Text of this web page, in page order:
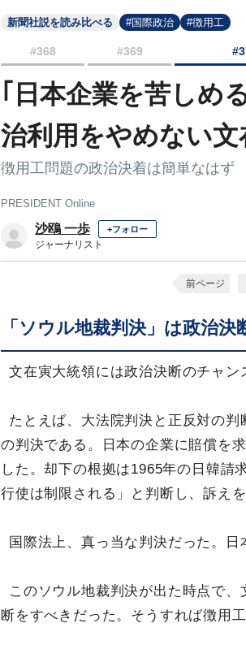
新聞社説を読み比べる #国際政治 #徴用工
#368 #369
｢日本企業を苦しめ
治利用をやめない
徴用工問題の政治決着は簡単なはず
PRESIDENT Online
沙鴎 一歩 +フォロー
ジャーナリスト
前ページ
「ソウル地裁判決」は政治
文在寅大統領には政治決断のチャン
たとえば、大法院判決と正反対の
の判決である。日本の企業に賠償を
した。却下の根拠は1965年の日韓請
行使は制限される」と判断し、訴えを
国際法上、真っ当な判決だった。日
このソウル地裁判決が出た時点で
断をすべきだった。そうすれば徴用